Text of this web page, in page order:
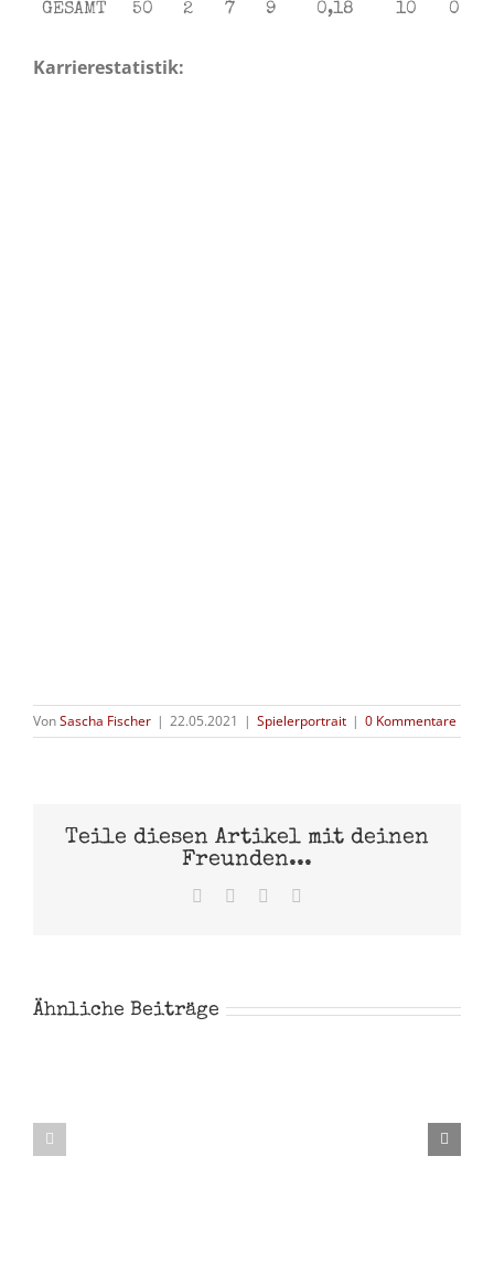
GESAMT 50 2 7 9 0,18 10 0
Karrierestatistik:
VonSascha Fischer | 22.05.2021 | Spielerportrait | 0 Kommentare
Teile diesen Artikel mit deinen
Freunden...
Facebook Pinterest
Ähnliche Beiträge